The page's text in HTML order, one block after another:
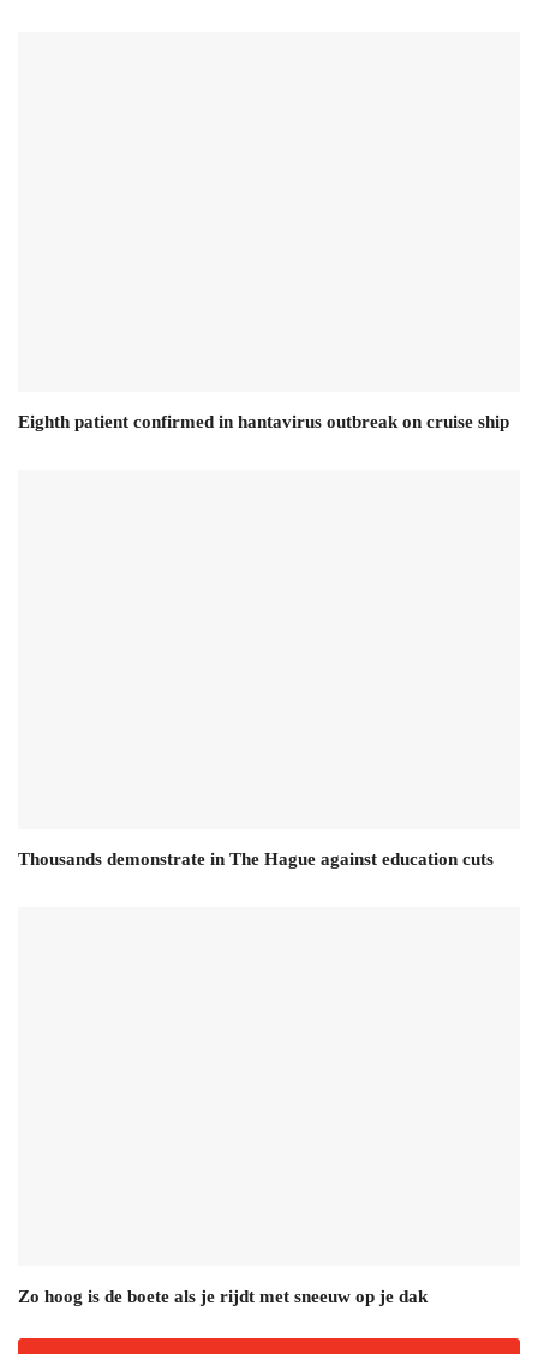
Eighth patient confirmed in hantavirus outbreak on cruise ship
Thousands demonstrate in The Hague against education cuts
Zo hoog is de boete als je rijdt met sneeuw op je dak